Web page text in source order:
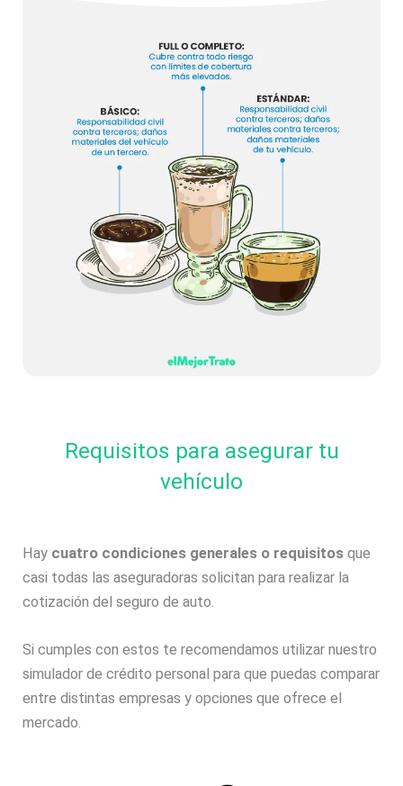
Requisitos para asegurar tu
vehículo
Hay cuatro condiciones generales o requisitosque
casi todas las aseguradoras solicitan para realizar la
cotización del seguro de auto.
Si cumples con estos te recomendamos utilizar nuestro
simulador de crédito personal para que puedas comparar
entre distintas empresas y opciones que ofrece el
mercado.